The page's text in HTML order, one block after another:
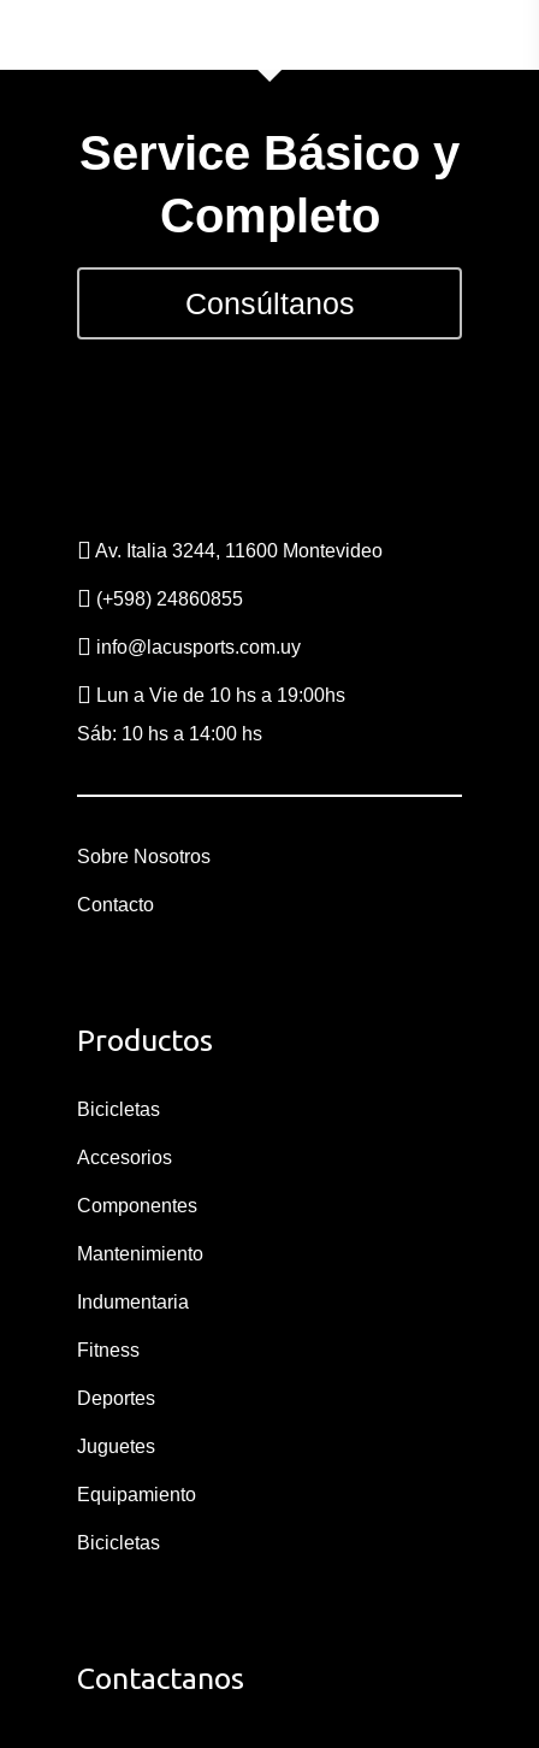
Service Básico y
Completo
Consúltanos
Av. Italia 3244, 11600 Montevideo
(+598) 24860855
info@lacusports.com.uy
Lun a Vie de 10 hs a 19:00hs
Sáb: 10 hs a 14:00 hs
Sobre Nosotros
Contacto
Productos
Bicicletas
Accesorios
Componentes
Mantenimiento
Indumentaria
Fitness
Deportes
Juguetes
Equipamiento
Bicicletas
Contactanos
BICICLETAS